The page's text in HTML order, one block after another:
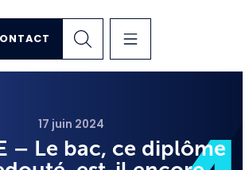
17 juin 2024
– Le bac, ce diplôme